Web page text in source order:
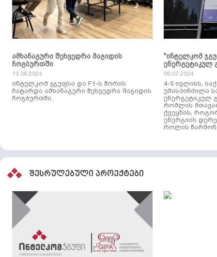
ამხანაგური შეხვედრა მაგიდის
ჩოგბურთში
13.08.2024
ინტელკომ ჯგუფსა და F1-ს შორის
ჩატარდა ამხანაგური შეხვედრა მაგიდის
ჩოგბურთში.
"ინტელკომ
ენერგეტიკულ
09.07.2024
4-5 ივლისს,
უმასპინძილა
ენერგეტიკულ
რომლის
ქვეყნის,
ენერგიის
როლის
შესრულებული პროექტები